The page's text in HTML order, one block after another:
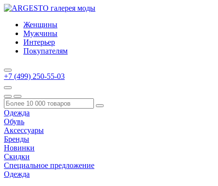
Женщины
Мужчины
Интерьер
Покупателям
+7 (499) 250-55-03
Одежда
Обувь
Аксессуары
Бренды
Новинки
Скидки
Специальное предложение
Одежда